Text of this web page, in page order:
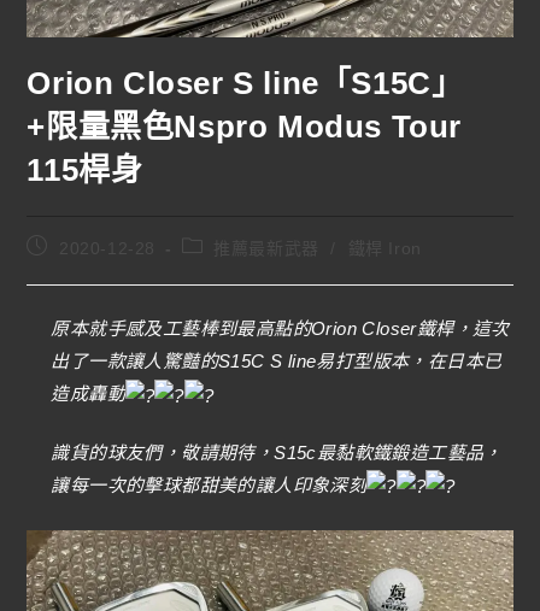
Orion Closer S line「S15C」
+限量黑色Nspro Modus Tour
115桿身
鐵桿 Iron
原本就手感及工藝棒到最高點的Orion Closer鐵桿，這次
出了一款讓人驚豔的S15C S line易打型版本，在日本已
造成轟動
識貨的球友們，敬請期待，S15c最黏軟鐵鍛造工藝品，
讓每一次的擊球都甜美的讓人印象深刻